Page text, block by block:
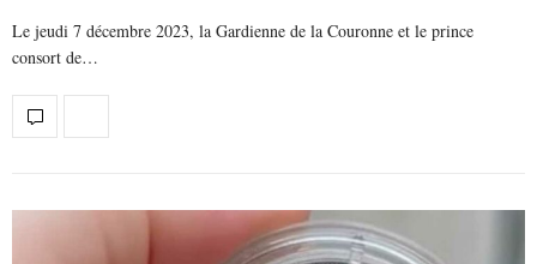
Le jeudi 7 décembre 2023, la Gardienne de la Couronne et le prince
consort de…